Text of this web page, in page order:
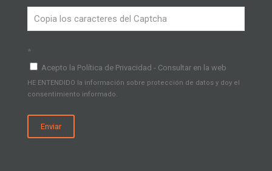
*
Acepto la Política de Privacidad - Consultar en la web
HE ENTENDIDO la información sobre protección de datos y doy el
consentimiento informado.